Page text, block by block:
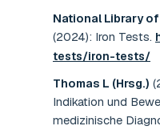
National Library
(2024): Iron Tests.
tests/iron-tests/
Thomas L (Hrsg.)
Indikation und
medizinische